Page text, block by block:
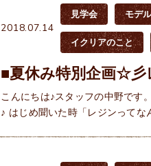
2018.07.14
見学会 モデ
イクリアのこと
■夏休み特別企画☆彡
こんにちは♪スタッフの中野です
♪ はじめ聞いた時「レジンってな